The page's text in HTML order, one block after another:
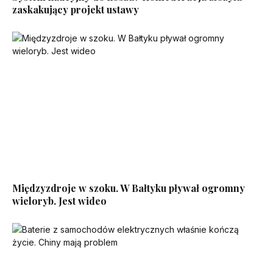
zaskakujący projekt ustawy
Międzyzdroje w szoku. W Bałtyku pływał ogromny
wieloryb. Jest wideo